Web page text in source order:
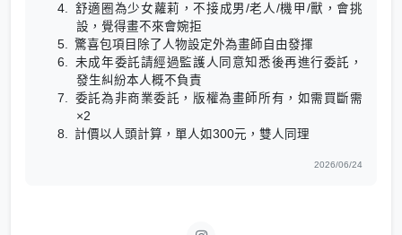
舒適圈為少女蘿莉，不接成男/老人/機甲/獸，會挑
設，覺得畫不來會婉拒
驚喜包項目除了人物設定外為畫師自由發揮
未成年委託請經過監護人同意知悉後再進行委託，
發生糾紛本人概不負責
委託為非商業委託，版權為畫師所有，如需買斷需
×2
計價以人頭計算，單人如300元，雙人同理
2026/06/24